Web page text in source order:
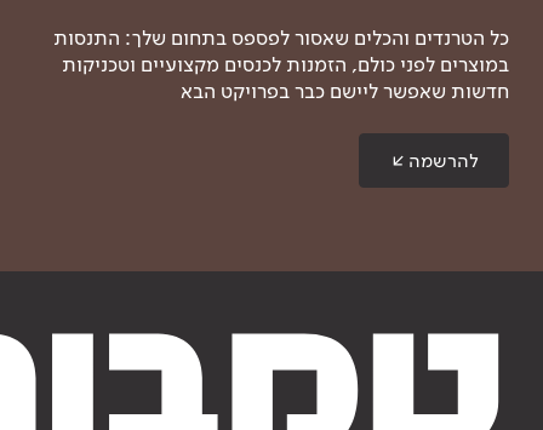
כל הטרנדים והכלים שאסור לפספס בתחום שלך: התנסות
במוצרים לפני כולם, הזמנות לכנסים מקצועיים וטכניקות
חדשות שאפשר ליישם כבר בפרויקט הבא
להרשמה